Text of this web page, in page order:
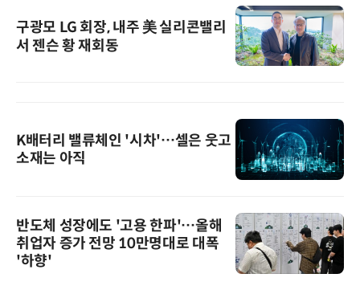
구광모 LG 회장, 내주 美 실리콘밸리
서 젠슨 황 재회동
K배터리 밸류체인 '시차'…셀은 웃고
소재는 아직
반도체 성장에도 '고용 한파'…올해
취업자 증가 전망 10만명대로 대폭
'하향'